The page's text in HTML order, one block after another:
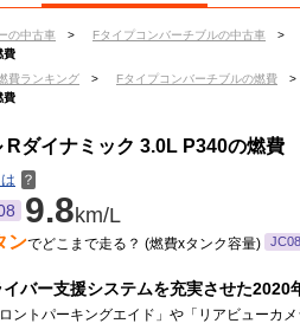
の中古車 > Fタイプコンバーチブルの中古車 >
費
費ランキング > Fタイプコンバーチブルの燃費 >
費
ダイナミック 3.0L P340の燃費
？
9.8km/L
ンでどこまで走る？ (燃費xタンク容量) JC08
イバー支援システムを充実させた2020
ロントパーキングエイド」や「リアビューカ